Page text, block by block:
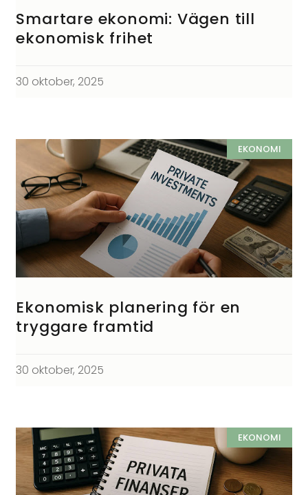
Smartare ekonomi: Vägen till
ekonomisk frihet
30 oktober, 2025
EKONOMI
Ekonomisk planering för en
tryggare framtid
30 oktober, 2025
EKONOMI